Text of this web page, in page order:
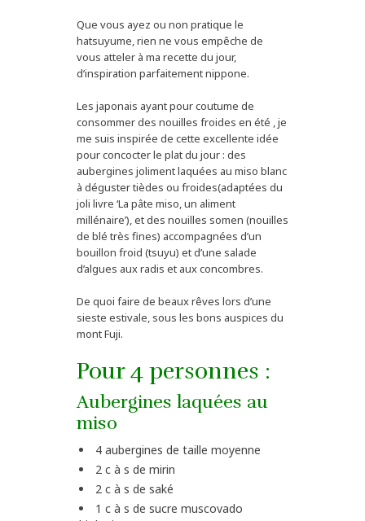
Que vous ayez ou non pratique le
hatsuyume, rien ne vous empêche de
vous atteler à ma recette du jour,
d’inspiration parfaitement nippone.
Les japonais ayant pour coutume de
consommer des nouilles froides en été , je
me suis inspirée de cette excellente idée
pour concocter le plat du jour : des
aubergines joliment laquées au miso blanc
à déguster tièdes ou froides(adaptées du
joli livre ‘La pâte miso, un aliment
millénaire’), et des nouilles somen (nouilles
de blé très fines) accompagnées d’un
bouillon froid (tsuyu) et d’une salade
d’algues aux radis et aux concombres.
De quoi faire de beaux rêves lors d’une
sieste estivale, sous les bons auspices du
mont Fuji.
Pour 4 personnes :
Aubergines laquées au
miso
4 aubergines de taille moyenne
2 c à s de mirin
2 c à s de saké
1 c à s de sucre muscovado